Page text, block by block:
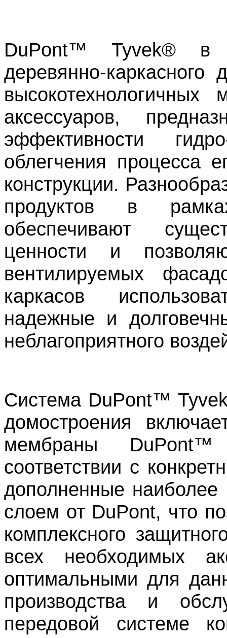
DuPont™ Tyvek® в
деревянно-каркасного
аксессуаров,
эффективности
облегчения процесса
конструкции.
продуктов в
обеспечивают
ценности и
вентилируемых
каркасов
надежные и
неблагоприятного
Система DuPont™
домостроения
мембраны
соответствии с
дополненные
слоем от DuPont, что
комплексного
всех необходимых
оптимальными для
производства и
передовой системе